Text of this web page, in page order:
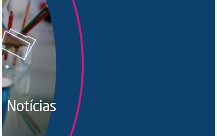
Notícias